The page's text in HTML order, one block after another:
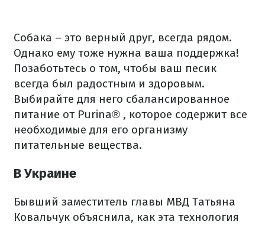
Собака – это верный друг, всегда рядом.
Однако ему тоже нужна ваша поддержка!
Позаботьтесь о том, чтобы ваш песик
всегда был радостным и здоровым.
Выбирайте для него сбалансированное
питание от Purina® , которое содержит все
необходимые для его организму
питательные вещества.
В Украине
Бывший заместитель главы МВД Татьяна
Ковальчук объяснила, как эта технология